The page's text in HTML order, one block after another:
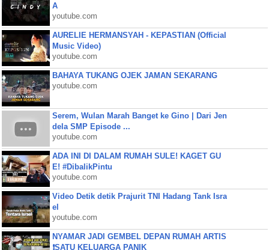
A
youtube.com
AURELIE HERMANSYAH - KEPASTIAN (Official
Music Video)
youtube.com
BAHAYA TUKANG OJEK JAMAN SEKARANG
youtube.com
Serem, Wulan Marah Banget ke Gino | Dari Jen
dela SMP Episode ...
youtube.com
ADA INI DI DALAM RUMAH SULE! KAGET GU
E! #DibalikPintu
youtube.com
Video Detik detik Prajurit TNI Hadang Tank Isra
el
youtube.com
NYAMAR JADI GEMBEL DEPAN RUMAH ARTIS
❗SATU KELUARGA PANIK